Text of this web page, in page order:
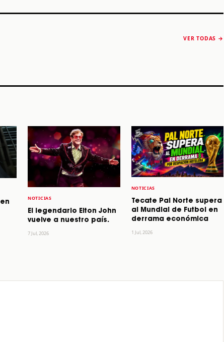
VER TODAS →
NOTICIAS
El legendario Elton John
vuelve a nuestro país.
7 Jul, 2026
NOTICIAS
Tecate Pal Norte supera
al Mundial de Futbol en
derrama económica
1 Jul, 2026